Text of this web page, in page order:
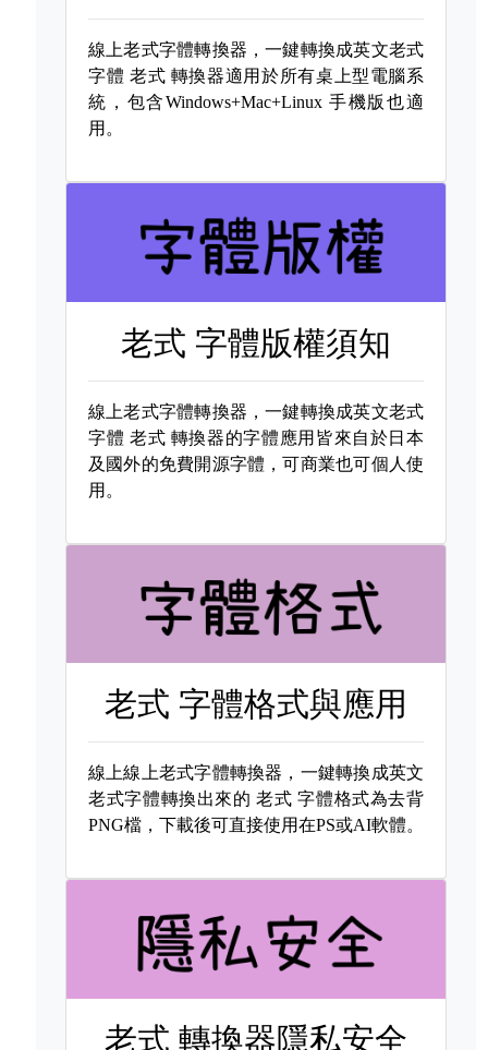
線上老式字體轉換器，一鍵轉換成英文老式
字體 老式 轉換器適用於所有桌上型電腦系
統，包含Windows+Mac+Linux 手機版也適
用。
老式 字體版權須知
線上老式字體轉換器，一鍵轉換成英文老式
字體 老式 轉換器的字體應用皆來自於日本
及國外的免費開源字體，可商業也可個人使
用。
老式 字體格式與應用
線上線上老式字體轉換器，一鍵轉換成英文
老式字體轉換出來的老式 字體格式為去背
PNG檔，下載後可直接使用在PS或AI軟體。
老式 轉換器隱私安全